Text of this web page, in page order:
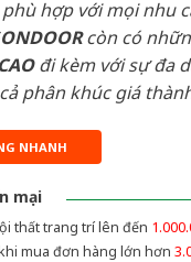
hợp với mọi nhu
còn có
CAOđi kèm với sự đa
phân khúc giá
NHANH
mại
thất trang trí lên đến
mua đơn hàng lớn hơn